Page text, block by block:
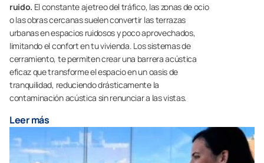
ruido. El constante ajetreo del tráfico, las zonas de ocio
o las obras cercanas suelen convertir las terrazas
urbanas en espacios ruidosos y poco aprovechados,
limitando el confort en tu vivienda. Los sistemas de
cerramiento, te permiten crear una barrera acústica
eficaz que transforme el espacio en un oasis de
tranquilidad, reduciendo drásticamente la
contaminación acústica sin renunciar a las vistas.
Leer más